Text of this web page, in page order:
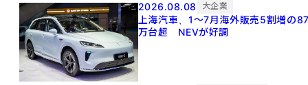
2026.08.08 大企業
上海汽車、1～7月海外販売5割増の
万台超 NEVが好調